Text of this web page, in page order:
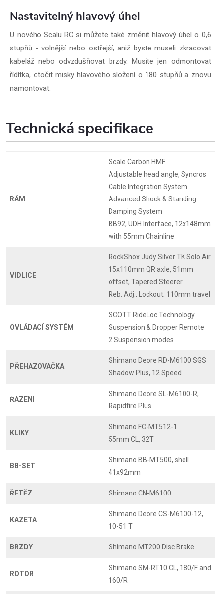
Nastavitelný hlavový úhel
U nového Scalu RC si můžete také změnit hlavový úhel o 0,6
stupňů - volnější nebo ostřejší, aniž byste museli zkracovat
kabeláž nebo odvzdušňovat brzdy. Musíte jen odmontovat
řídítka, otočit misky hlavového složení o 180 stupňů a znovu
namontovat.
Technická specifikace
RÁM
Scale Carbon HMF
Adjustable head angle, Syncros
Cable Integration System
Advanced Shock & Standing
Damping System
BB92, UDH Interface, 12x148mm
with 55mm Chainline
VIDLICE
RockShox Judy Silver TK Solo Air
15x110mm QR axle, 51mm
offset, Tapered Steerer
Reb. Adj., Lockout, 110mm travel
OVLÁDACÍ SYSTÉM
SCOTT RideLoc Technology
Suspension & Dropper Remote
2 Suspension modes
PŘEHAZOVAČKA
Shimano Deore RD-M6100 SGS
Shadow Plus, 12 Speed
ŘAZENÍ
Shimano Deore SL-M6100-R,
Rapidfire Plus
KLIKY
Shimano FC-MT512-1
55mm CL, 32T
BB-SET
Shimano BB-MT500, shell
41x92mm
ŘETĚZ Shimano CN-M6100
KAZETA
Shimano Deore CS-M6100-12,
10-51 T
BRZDY Shimano MT200 Disc Brake
ROTOR
Shimano SM-RT10 CL, 180/F and
160/R